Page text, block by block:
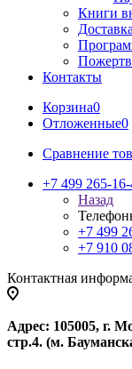
Книги
Контакты
Корзина0
Отложенные0
Сравнение
+7 499 265-16-
Назад
+7 499
+7 910
Контактная
Адрес: 105005, г.
стр.4. (м.